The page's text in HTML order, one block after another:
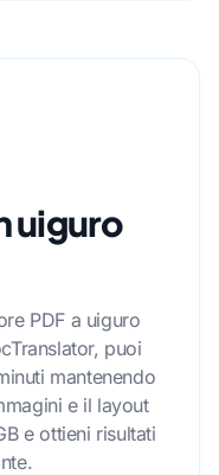
uiguro
PDF a uiguro
puoi
mantenendo
e il layout
e ottieni risultati